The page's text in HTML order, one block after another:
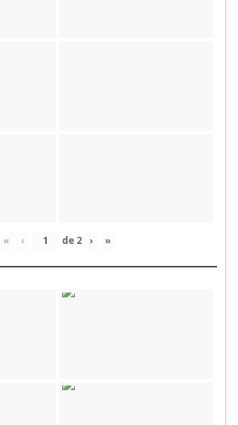
« ‹ de2 › »